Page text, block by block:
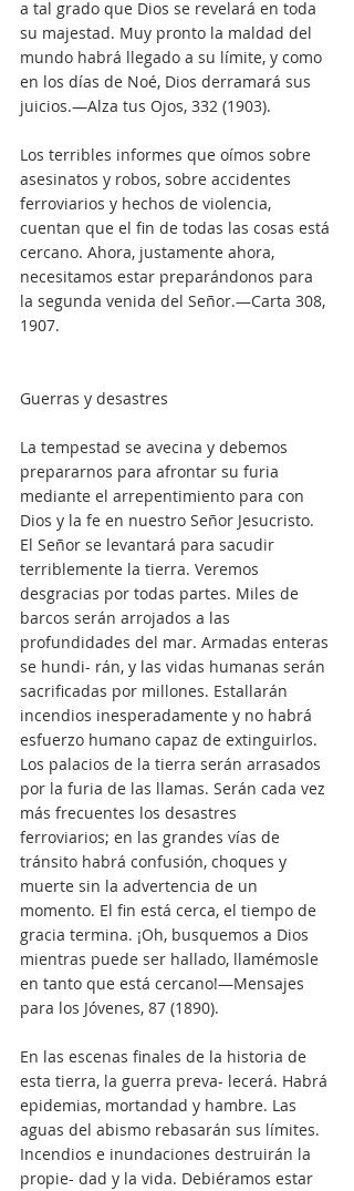
a tal grado que Dios se revelará en toda
su majestad. Muy pronto la maldad del
mundo habrá llegado a su límite, y como
en los días de Noé, Dios derramará sus
juicios.—Alza tus Ojos, 332 (1903).
Los terribles informes que oímos sobre
asesinatos y robos, sobre accidentes
ferroviarios y hechos de violencia,
cuentan que el fin de todas las cosas está
cercano. Ahora, justamente ahora,
necesitamos estar preparándonos para
la segunda venida del Señor.—Carta 308,
1907.
Guerras y desastres
La tempestad se avecina y debemos
prepararnos para afrontar su furia
mediante el arrepentimiento para con
Dios y la fe en nuestro Señor Jesucristo.
El Señor se levantará para sacudir
terriblemente la tierra. Veremos
desgracias por todas partes. Miles de
barcos serán arrojados a las
profundidades del mar. Armadas enteras
se hundi- rán, y las vidas humanas serán
sacrificadas por millones. Estallarán
incendios inesperadamente y no habrá
esfuerzo humano capaz de extinguirlos.
Los palacios de la tierra serán arrasados
por la furia de las llamas. Serán cada vez
más frecuentes los desastres
ferroviarios; en las grandes vías de
tránsito habrá confusión, choques y
muerte sin la advertencia de un
momento. El fin está cerca, el tiempo de
gracia termina. ¡Oh, busquemos a Dios
mientras puede ser hallado, llamémosle
en tanto que está cercano!—Mensajes
para los Jóvenes, 87 (1890).
En las escenas finales de la historia de
esta tierra, la guerra preva- lecerá. Habrá
epidemias, mortandad y hambre. Las
aguas del abismo rebasarán sus límites.
Incendios e inundaciones destruirán la
propie- dad y la vida. Debiéramos estar